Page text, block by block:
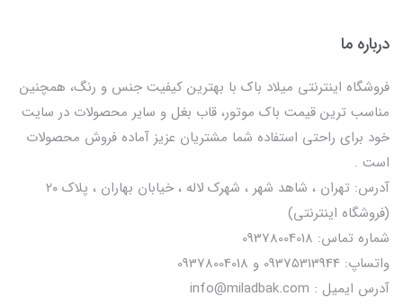
درباره ما
فروشگاه اینترنتی میلاد باک با بهترین کیفیت جنس و رنگ، همچنین
مناسب ترین قیمت باک موتور، قاب بغل و سایر محصولات در سایت
خود برای راحتی استفاده شما مشتریان عزیز آماده فروش محصولات
است .
آدرس: تهران ، شاهد شهر ، شهرک لاله ، خیابان بهاران ، پلاک ۲۰
(فروشگاه اینترنتی)
شماره تماس: 09378004018
واتساپ: 09375313944 و 09378004018
آدرس ایمیل : info@miladbak.com